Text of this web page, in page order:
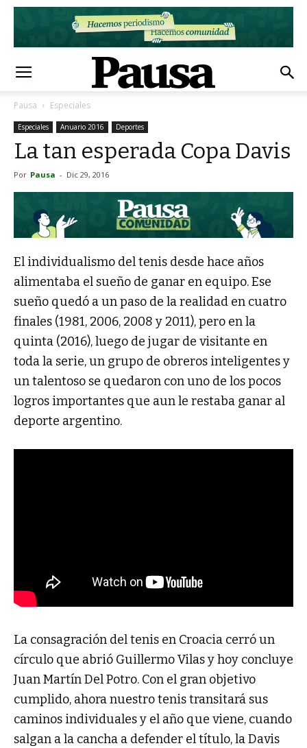
Pausa Especiales
Especiales Anuario 2016 Deportes
La tan esperada Copa Davis
Por Pausa - Dic 29, 2016
El individualismo del tenis desde hace años
alimentaba el sueño de ganar en equipo. Ese
sueño quedó a un paso de la realidad en cuatro
finales (1981, 2006, 2008 y 2011), pero en la
quinta (2016), luego de jugar de visitante en
toda la serie, un grupo de obreros inteligentes y
un talentoso se quedaron con uno de los pocos
logros importantes que aun le restaba ganar al
deporte argentino.
La consagración del tenis en Croacia cerró un
círculo que abrió Guillermo Vilas y hoy concluye
Juan Martín Del Potro. Con el gran objetivo
cumplido, ahora nuestro tenis transitará sus
caminos individuales y el año que viene, cuando
salgan a la cancha a defender el título, la Davis